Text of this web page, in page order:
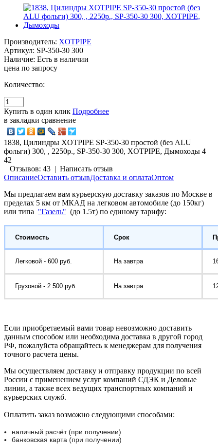
Производитель: XOTPIPE
Артикул: SP-350-30 300
Наличие: Есть в наличии
цена по запросу
Количество:
Купить в один клик Подробнее
в закладки сравнение
1838, Цилиндры XOTPIPE SP-350-30 простой (без ALU
фольги) 300, , 2250р., SP-350-30 300, XOTPIPE, Дымоходы 4
42
Отзывов: 43 | Написать отзыв
ОписаниеОставить отзывДоставка и оплатаОптом
Мы предлагаем вам курьерскую доставку заказов по Москве в
пределах 5 км от МКАД на легковом автомобиле (до 150кг)
или типа "Газель" (до 1.5т) по единому тарифу:
Стоимость Срок
Легковой - 600 руб. На завтра
Грузовой - 2 500 руб. На завтра
Если приобретаемый вами товар невозможно доставить
данным способом или необходима доставка в другой город
РФ, пожалуйста обращайтесь к менеджерам для получения
точного расчета цены.
Мы осуществляем доставку и отправку продукции по всей
России с применением услуг компаний СДЭК и Деловые
линии, а также всех ведущих транспортных компаний и
курьерских служб.
Оплатить заказ возможно следующими способами:
наличный расчёт (при получении)
банковская карта (при получении)